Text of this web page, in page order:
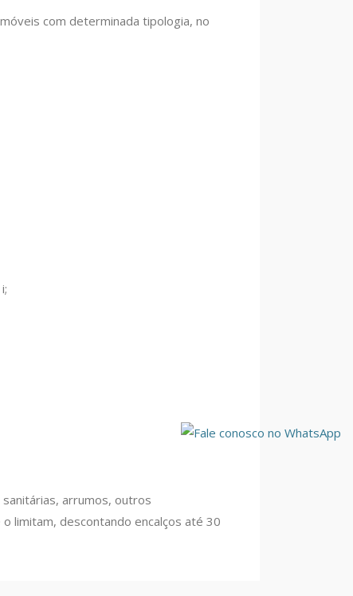
com determinada tipologia, no
arrumos, outros
limitam, descontando encalços até 30